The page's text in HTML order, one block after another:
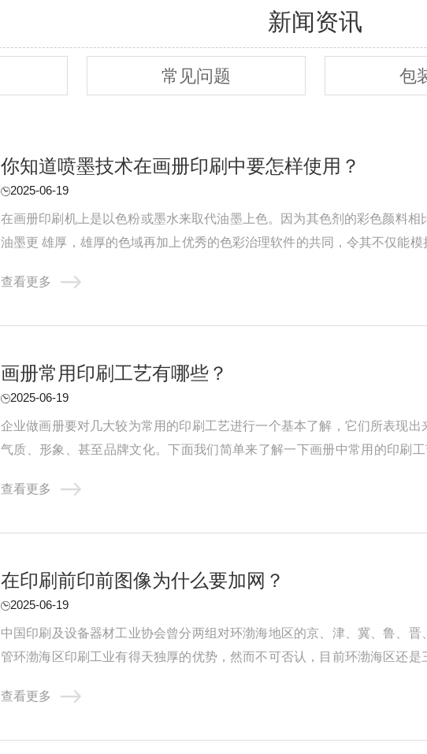
新闻资讯
常见问题 包
你知道喷墨技术在画册印刷中要怎样使用？
2025-06-19
在画册印刷机上是以色粉或墨水来取代油墨上色。因为其色剂的彩色颜料
油墨更 雄厚，雄厚的色域再加上优秀的色彩治理软件的共同，令其不仅能
查看更多
画册常用印刷工艺有哪些？
2025-06-19
企业做画册要对几大较为常用的印刷工艺进行一个基本了解，它们所表现
气质、形象、甚至品牌文化。下面我们简单来了解一下画册中常用的印刷
查看更多
在印刷前印前图像为什么要加网？
2025-06-19
中国印刷及设备器材工业协会曾分两组对环渤海地区的京、津、冀、鲁、
管环渤海区印刷工业有得天独厚的优势，然而不可否认，目前环渤海区还
查看更多